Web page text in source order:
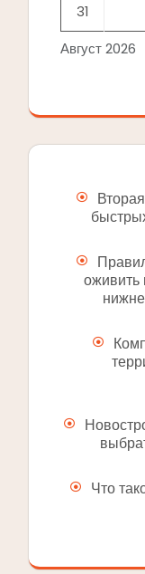
Август 2026
31
оживить
Что